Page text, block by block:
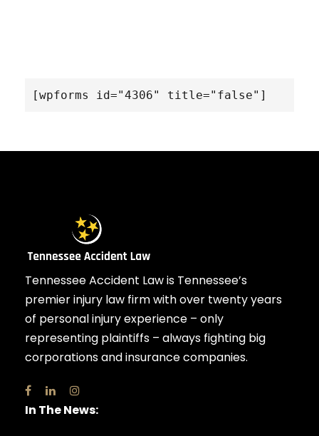
[wpforms id="4306" title="false"]
Tennessee Accident Law is Tennessee’s
premier injury law firm with over twenty years
of personal injury experience – only
representing plaintiffs – always fighting big
corporations and insurance companies.
In The News: